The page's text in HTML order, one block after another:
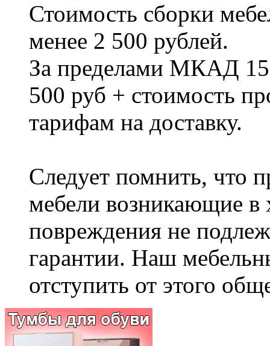
Стоимость сборки
менее 2 500 рублей.
За пределами МКАД
500 руб + стоимость
тарифам на доставку.
Следует помнить, что
мебели возникающие в
повреждения не
гарантии. Наш
отступить от этого